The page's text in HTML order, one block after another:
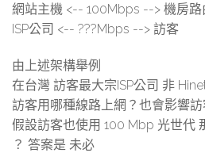
網站主機 <-- 100Mbps --> 機房
ISP公司 <-- ???Mbps --> 訪客
由上述架構舉例
在台灣 訪客最大宗ISP公司 非
訪客用哪種線路上網？也會影響訪
假設訪客也使用 100 Mbp 光世代
？ 答案是 未必